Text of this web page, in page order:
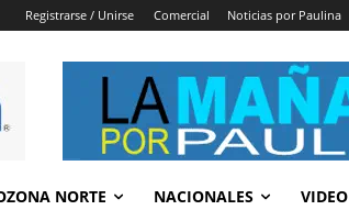
Registrarse / Unirse Comercial Noticias por Paulina
NORTE NACIONALES VIDEO